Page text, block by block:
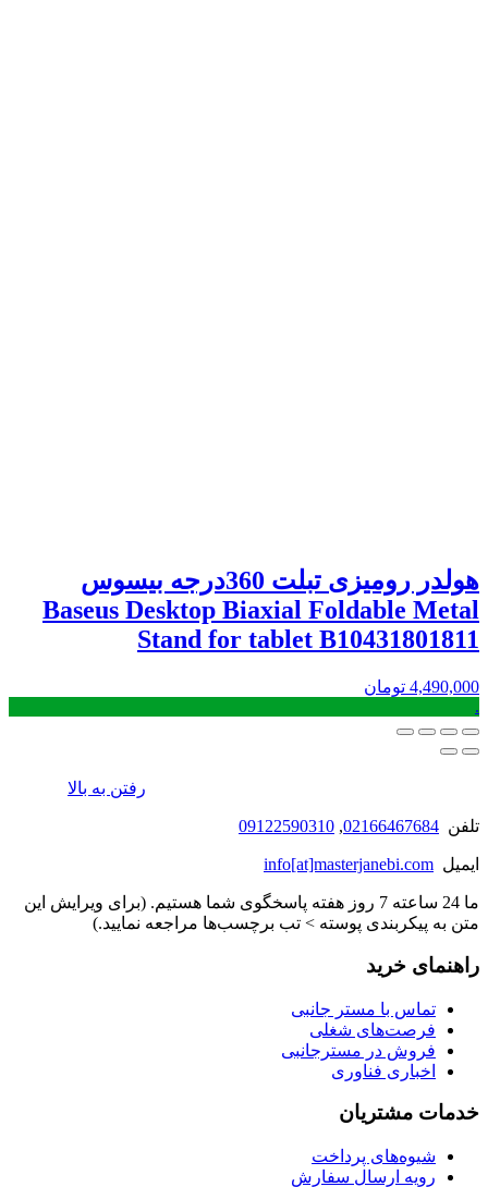
هولدر رومیزی تبلت 360درجه بیسوس
Baseus Desktop Biaxial Foldable Metal
Stand for tablet B10431801811
4,490,000 تومان
.
رفتن به بالا
تلفن 02166467684
,
09122590310
ایمیل info[at]masterjanebi.com
ما 24 ساعته 7 روز هفته پاسخگوی شما هستیم. (برای ویرایش این
متن به پیکربندی پوسته > تب برچسب‌ها مراجعه نمایید.)
راهنمای خرید
تماس با مستر جانبی
فرصت‌های شغلی
فروش در مسترجانبی
اخباری فناوری
خدمات مشتریان
شیوه‌های پرداخت
رویه ارسال سفارش